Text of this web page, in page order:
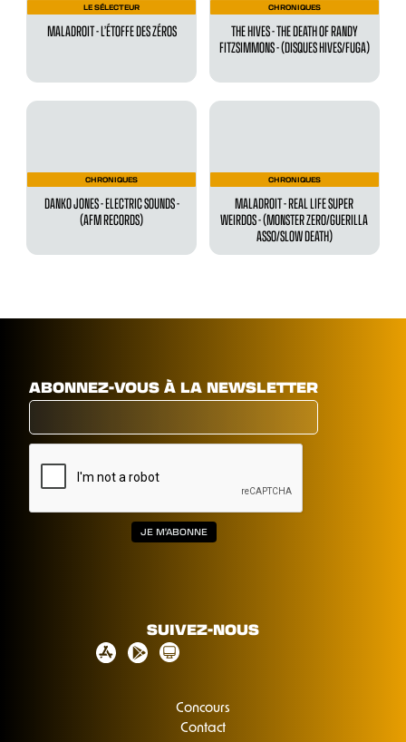
LE SÉLECTEUR
MALADROIT - L’ÉTOFFE DES ZÉROS
CHRONIQUES
THE HIVES - THE DEATH OF RANDY
FITZSIMMONS - (DISQUES HIVES/FUGA)
CHRONIQUES
DANKO JONES - ELECTRIC SOUNDS -
(AFM RECORDS)
CHRONIQUES
MALADROIT - ‍REAL LIFE SUPER
WEIRDOS - (MONSTER ZERO/GUERILLA
ASSO/SLOW DEATH)
ABONNEZ-VOUS À LA NEWSLETTER
SUIVEZ-NOUS
Concours
Contact